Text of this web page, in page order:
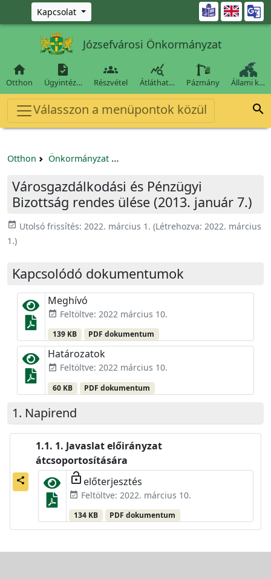
Ugrás a fő tartalomra
Kapcsolat 
Józsefvárosi Önkormányzat

Otthon

Ügyintéz…

Részvétel

Átláthat… Pázmány Állami k…
Válasszon a menüpontok közül 
Otthon Önkormányzat
Városgazdálkodási és Pénzügyi
Bizottság rendes ülése (2013. január 7.)
event_available Utolsó frissítés: 2022. március 1. (Létrehozva: 2022. március
1.)
Kapcsolódó dokumentumok
Meghívó
event_available Feltöltve: 2022 március 10.
139 KB PDF dokumentum
Határozatok
event_available Feltöltve: 2022 március 10.
60 KB PDF dokumentum
Napirend
share
1. Javaslat előirányzat
átcsoportosítására
lock_open előterjesztés
event_available Feltöltve: 2022. március 10.
134 KB PDF dokumentum